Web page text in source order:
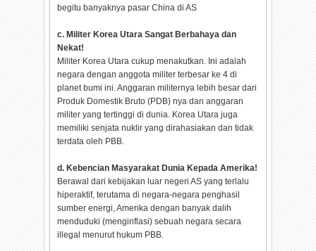
begitu banyaknya pasar China di AS
c. Militer Korea Utara Sangat Berbahaya dan
Nekat!
Militer Korea Utara cukup menakutkan. Ini adalah
negara dengan anggota militer terbesar ke 4 di
planet bumi ini. Anggaran militernya lebih besar dari
Produk Domestik Bruto (PDB) nya dan anggaran
militer yang tertinggi di dunia. Korea Utara juga
memiliki senjata nuklir yang dirahasiakan dan tidak
terdata oleh PBB.
d. Kebencian Masyarakat Dunia Kepada Amerika!
Berawal dari kebijakan luar negeri AS yang terlalu
hiperaktif, terutama di negara-negara penghasil
sumber energi, Amerika dengan banyak dalih
menduduki (menginflasi) sebuah negara secara
illegal menurut hukum PBB.